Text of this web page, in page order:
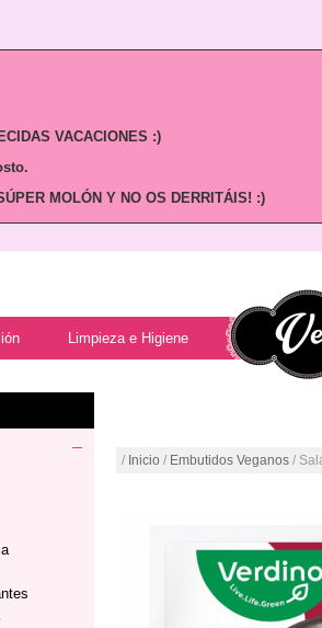
VACACIONES :)
MOLÓN Y NO OS DERRITÁIS! :)
Limpieza e Higiene
/ Inicio / Embutidos Veganos /